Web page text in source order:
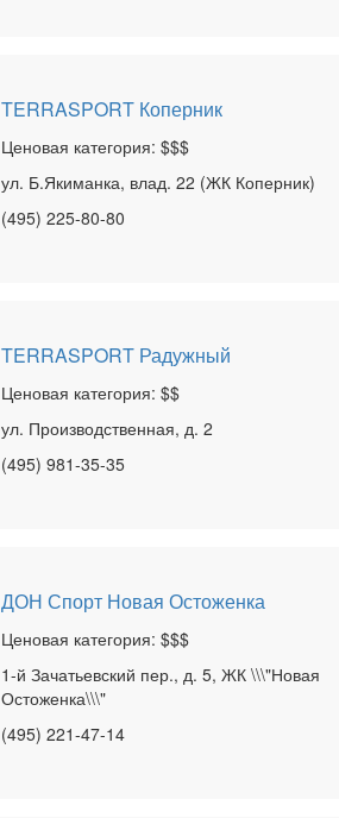
TERRASPORT Коперник
Ценовая категория: $$$
ул. Б.Якиманка, влад. 22 (ЖК Коперник)
(495) 225-80-80
TERRASPORT Радужный
Ценовая категория: $$
ул. Производственная, д. 2
(495) 981-35-35
ДОН Спорт Новая Остоженка
Ценовая категория: $$$
1-й Зачатьевский пер., д. 5, ЖК \\\"Новая
Остоженка\\\"
(495) 221-47-14